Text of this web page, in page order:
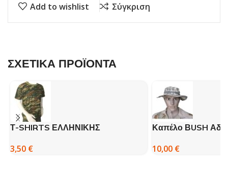
Add to wishlist Σύγκριση
ΣΧΕΤΙΚΑ ΠΡΟΪΟΝΤΑ
Τ-SHIRTS ΕΛΛΗΝΙΚΗΣ
3,50 €
Καπέλο ΒUSH
10,00 €